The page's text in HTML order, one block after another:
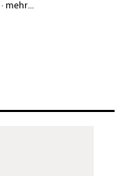
· mehr...